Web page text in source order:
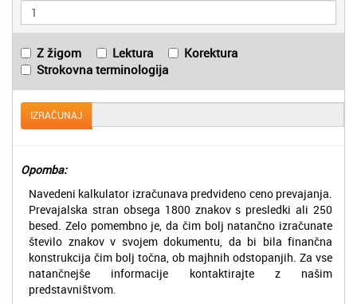
Z žigom Lektura
Korektura
Strokovna terminologija
IZRAČUNAJ
Opomba:
Navedeni kalkulator izračunava predvideno ceno prevajanja.
Prevajalska stran obsega 1800 znakov s presledki ali 250
besed. Zelo pomembno je, da čim bolj natančno izračunate
število znakov v svojem dokumentu, da bi bila finančna
konstrukcija čim bolj točna, ob majhnih odstopanjih. Za vse
natančnejše informacije kontaktirajte z našim
predstavništvom.